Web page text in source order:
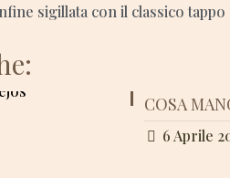
sigillata con il classico
COSA
6 Aprile